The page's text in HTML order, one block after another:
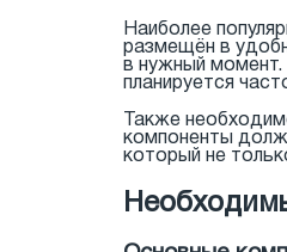
Наиболее
размещён в
в нужный
планируется
Также
компоненты
который не